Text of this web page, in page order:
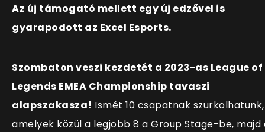
Az új támogató mellett egy új edzővel is
gyarapodott az Excel Esports.
Szombaton veszi kezdetét a 2023-as League of
Legends EMEA Championship tavaszi
alapszakasza! Ismét 10 csapatnak szurkolhatunk,
amelyek közül a legjobb 8 a Group Stage-be, majd